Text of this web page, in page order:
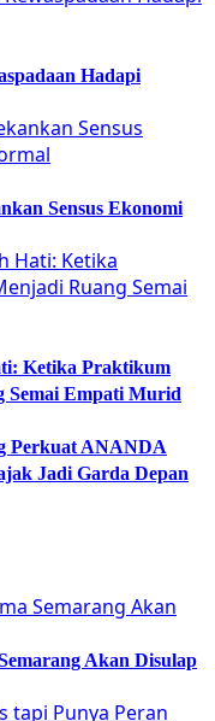
Hadapi
Sensus Ekonomi
Ketika Praktikum
Semai Empati Murid
Perkuat ANANDA
Jadi Garda Depan
Akan Disulap